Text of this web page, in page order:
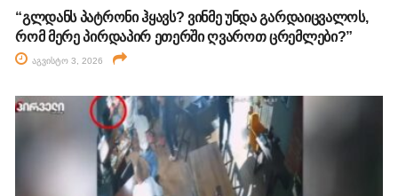
“გლდანს პატრონი ჰყავს? ვინმე უნდა გარდაიცვალოს,
რომ მერე პირდაპირ ეთერში ღვაროთ ცრემლები?”
აგვისტო 3, 2026